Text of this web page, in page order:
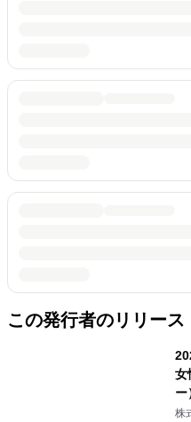
この発行者のリリース
女
ー
ア
株